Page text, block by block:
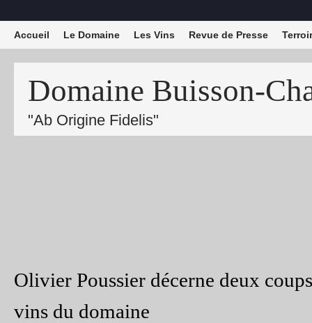
Domaine Buisson-
"Ab Origine Fidelis"
Accueil Le Domaine Les Vins Revue de Presse
Olivier Poussier décerne deux
vins du domaine